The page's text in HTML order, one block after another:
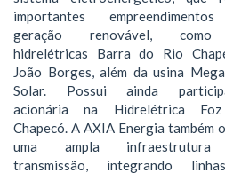
importantes
geração renovável,
hidrelétricas Barra do Rio
João Borges, além da usina
Solar. Possui ainda
acionária na Hidrelétrica
Chapecó. A AXIA Energia também
uma ampla
transmissão, integrando